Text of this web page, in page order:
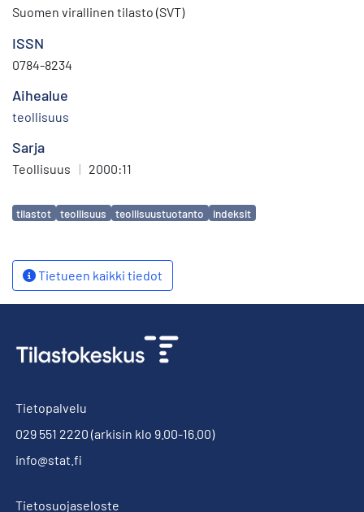
Suomen virallinen tilasto (SVT)
ISSN
0784-8234
Aihealue
teollisuus
Sarja
Teollisuus | 2000:11
Avainsanat
tilastot teollisuus teollisuustuotanto indeksit
Tietueen kaikki tiedot
Tietopalvelu
029 551 2220 (arkisin klo 9.00-16.00)
info@stat.fi
Tietosuojaseloste